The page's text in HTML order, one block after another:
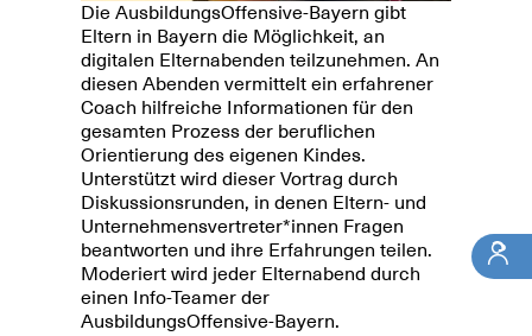
Die AusbildungsOffensive-Bayern gibt
Eltern in Bayern die Möglichkeit, an
digitalen Elternabenden teilzunehmen. An
diesen Abenden vermittelt ein erfahrener
Coach hilfreiche Informationen für den
gesamten Prozess der beruflichen
Orientierung des eigenen Kindes.
Unterstützt wird dieser Vortrag durch
Diskussionsrunden, in denen Eltern- und
Unternehmensvertreter*innen Fragen
beantworten und ihre Erfahrungen teilen.
Moderiert wird jeder Elternabend durch
einen Info-Teamer der
AusbildungsOffensive-Bayern.